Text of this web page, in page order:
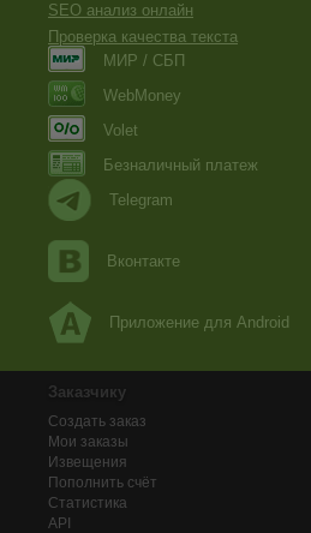
SEO анализ онлайн
Проверка качества текста
МИР / СБП
WebMoney
Volet
Безналичный платеж
Telegram
Вконтакте
Приложение для Android
Заказчику
Создать заказ
Мои заказы
Извещения
Пополнить счёт
Статистика
API